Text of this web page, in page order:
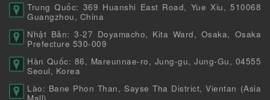
Trung Quốc: 369 Huanshi East Road, Yue Xiu, 510068
Guangzhou, China
Nhật Bản: 3-27 Doyamacho, Kita Ward, Osaka, Osaka
Prefecture 530-009
Hàn Quốc: 86, Mareunnae-ro, Jung-gu, Jung-Gu, 04555
Seoul, Korea
Lào: Bane Phon Than, Sayse Tha District, Vientan (Asia
Mall)